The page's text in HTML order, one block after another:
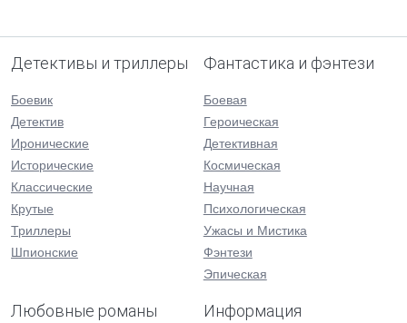
Детективы и триллеры
Боевик
Детектив
Иронические
Исторические
Классические
Крутые
Триллеры
Шпионские
Фантастика и фэнтези
Боевая
Героическая
Детективная
Космическая
Научная
Психологическая
Ужасы и Мистика
Фэнтези
Эпическая
Любовные романы Информация